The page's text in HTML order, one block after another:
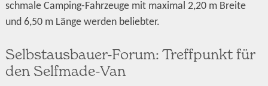
schmale Camping-Fahrzeuge mit maximal 2,20 m Breite
und 6,50 m Länge werden beliebter.
Selbstausbauer-Forum: Treffpunkt für
den Selfmade-Van